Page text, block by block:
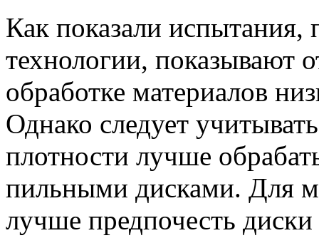
Как показали испытания,
технологии, показывают
обработке материалов
Однако следует
плотности лучше
пильными дисками. Для
лучше предпочесть